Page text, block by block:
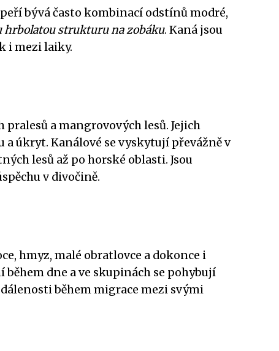
bývá často kombinací odstínů modré,
strukturu na zobáku. Kaná jsou
i mezi laiky.
a mangrovových lesů. Jejich
úkryt. Kanálové se vyskytují převážně v
lesů až po horské oblasti. Jsou
v divočině.
hmyz, malé obratlovce a dokonce i
během dne a ve skupinách se pohybují
během migrace mezi svými